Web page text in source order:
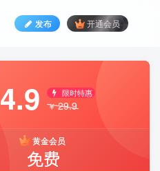
发布 开通会员
4.9 限时特惠
￥29.9
黄金会员
免费